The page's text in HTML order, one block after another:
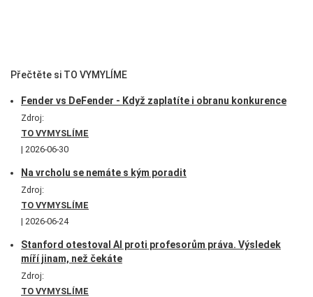
Přečtěte si TO VYMYLÍME
Fender vs DeFender - Když zaplatíte i obranu konkurence
Zdroj:
TO VYMYSLÍME
2026-06-30
Na vrcholu se nemáte s kým poradit
Zdroj:
TO VYMYSLÍME
2026-06-24
Stanford otestoval AI proti profesorům práva. Výsledek
míří jinam, než čekáte
Zdroj:
TO VYMYSLÍME